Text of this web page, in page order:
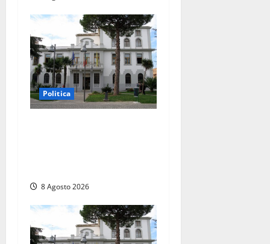
Politica
8 Agosto 2026